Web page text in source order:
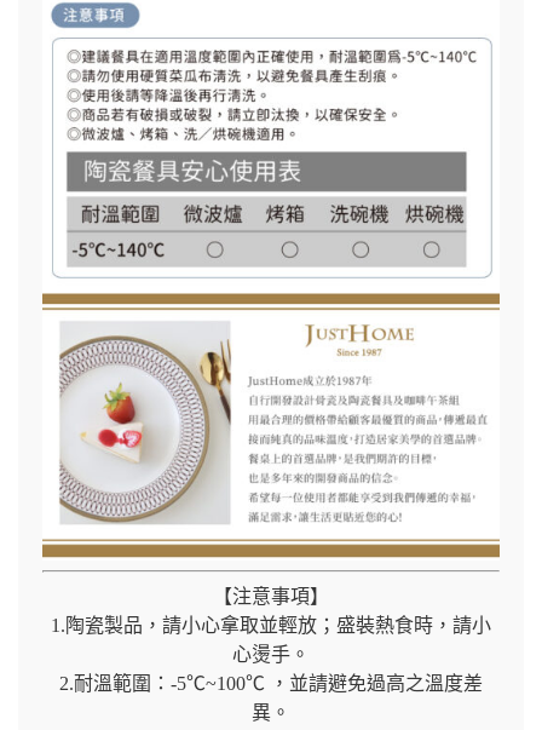
【注意事項】
1.陶瓷製品，請小心拿取並輕放；盛裝熱食時，請小
心燙手。
2.耐溫範圍：-5℃~100℃ ，並請避免過高之溫度差
異。